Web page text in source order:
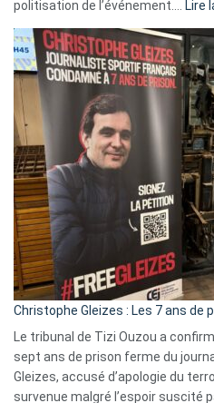
politisation de l’événement.… Lire
Christophe Gleizes : Les 7 ans de
Le tribunal de Tizi Ouzou a
sept ans de prison ferme du
Gleizes, accusé d’apologie du
survenue malgré l’espoir suscité